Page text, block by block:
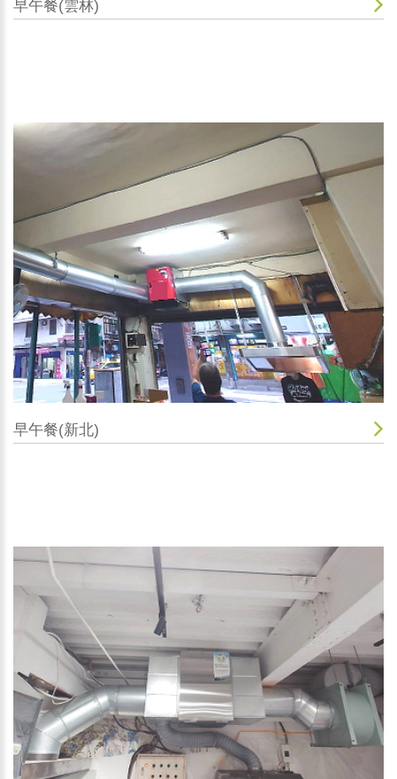
早午餐(雲林)
早午餐(新北)